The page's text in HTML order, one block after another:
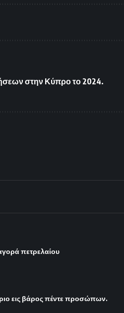
στην Κύπρο το 2024.
πετρελαίου
εις βάρος πέντε προσώπων.